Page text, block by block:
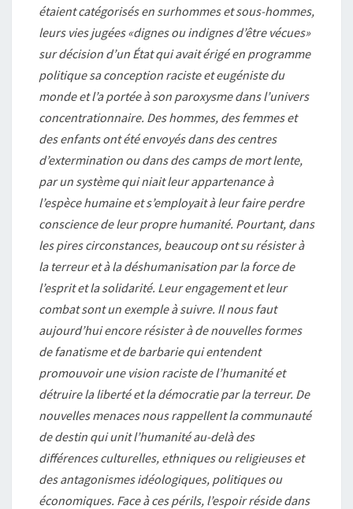
étaient catégorisés en surhommes et sous-hommes,
leurs vies jugées «dignes ou indignes d’être vécues»
sur décision d’un État qui avait érigé en programme
politique sa conception raciste et eugéniste du
monde et l’a portée à son paroxysme dans l’univers
concentrationnaire. Des hommes, des femmes et
des enfants ont été envoyés dans des centres
d’extermination ou dans des camps de mort lente,
par un système qui niait leur appartenance à
l’espèce humaine et s’employait à leur faire perdre
conscience de leur propre humanité. Pourtant, dans
les pires circonstances, beaucoup ont su résister à
la terreur et à la déshumanisation par la force de
l’esprit et la solidarité. Leur engagement et leur
combat sont un exemple à suivre. Il nous faut
aujourd’hui encore résister à de nouvelles formes
de fanatisme et de barbarie qui entendent
promouvoir une vision raciste de l’humanité et
détruire la liberté et la démocratie par la terreur. De
nouvelles menaces nous rappellent la communauté
de destin qui unit l’humanité au-delà des
différences culturelles, ethniques ou religieuses et
des antagonismes idéologiques, politiques ou
économiques. Face à ces périls, l’espoir réside dans